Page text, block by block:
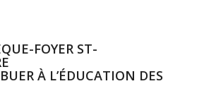
FOYER ST-
À L’ÉDUCATION DES